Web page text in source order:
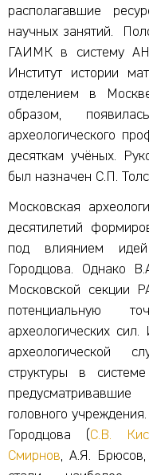
располагавшие
научных занятий.
ГАИМК в систему
Институт истории
отделением в
образом,
археологического
десяткам учёных.
был назначен С.П.
Московская
десятилетий
под влиянием
Городцова. Однако
Московской секции
потенциальную
археологических
археологической
структуры в
головного
Городцова (С.В.
Смирнов, А.Я. Брюсов,